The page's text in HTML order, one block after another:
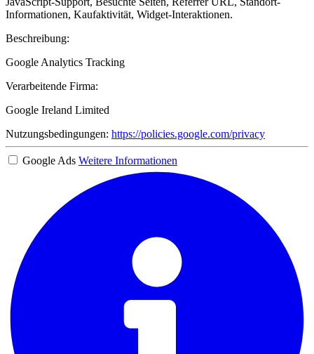
Informationen, Kaufaktivität, Widget-Interaktionen.
Beschreibung:
Google Analytics Tracking
Verarbeitende Firma:
Google Ireland Limited
Nutzungsbedingungen: https://policies.google.com/privacy
Google Ads Weitere Informationen